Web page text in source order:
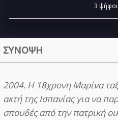
3 ψήφοι
ΣΥΝΟΨΗ
2004. Η 18χρονη Μαρίνα
ακτή της Ισπανίας για να
σπουδές από την πατρική